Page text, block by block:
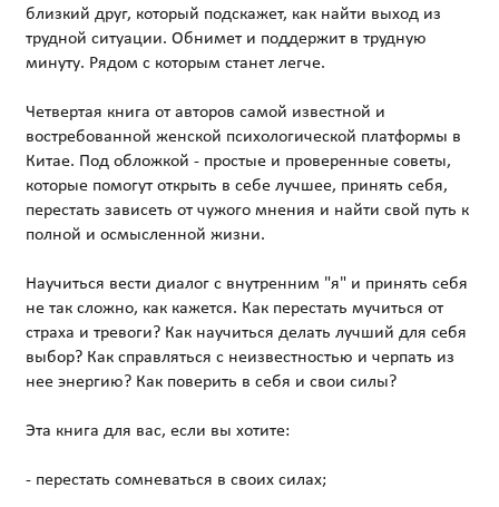
близкий друг, который подскажет, как найти выход из
трудной ситуации. Обнимет и поддержит в трудную
минуту. Рядом с которым станет легче.
Четвертая книга от авторов самой известной и
востребованной женской психологической платформы в
Китае. Под обложкой - простые и проверенные советы,
которые помогут открыть в себе лучшее, принять себя,
перестать зависеть от чужого мнения и найти свой путь к
полной и осмысленной жизни.
Научиться вести диалог с внутренним "я" и принять себя
не так сложно, как кажется. Как перестать мучиться от
страха и тревоги? Как научиться делать лучший для себя
выбор? Как справляться с неизвестностью и черпать из
нее энергию? Как поверить в себя и свои силы?
Эта книга для вас, если вы хотите:
- перестать сомневаться в своих силах;